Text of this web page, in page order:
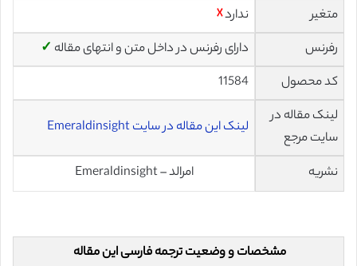
متغیر
ندارد☓
رفرنس
دارای رفرنس در داخل متن و انتهای مقاله ✓
کد محصول
11584
لینک مقاله در
سایت مرجع
لینک این مقاله در سایت Emeraldinsight
نشریه امرالد – Emeraldinsight
مشخصات و وضعیت ترجمه فارسی این مقاله